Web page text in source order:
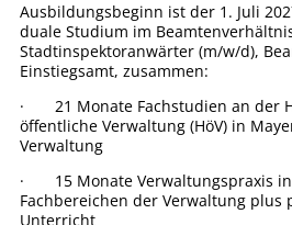
Ausbildungsbeginn ist der 1. Juli
duale Studium im
Stadtinspektoranwärter (m/w/d),
Einstiegsamt, zusammen:
· 21 Monate Fachstudien an der
öffentliche Verwaltung (HöV) in
Verwaltung
· 15 Monate Verwaltungspraxis in
Fachbereichen der Verwaltung plus
Unterricht